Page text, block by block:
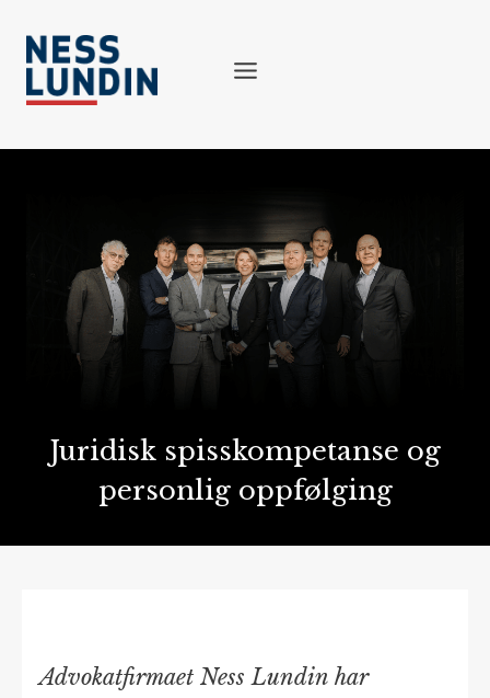
content
Juridisk spisskompetanse og
personlig oppfølging
Advokatfirmaet Ness Lundin har